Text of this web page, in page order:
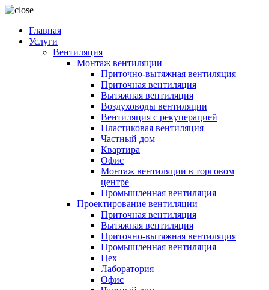
Главная
Услуги
Вентиляция
Монтаж вентиляции
Приточно-вытяжная вентиляция
Приточная вентиляция
Вытяжная вентиляция
Воздуховоды вентиляции
Вентиляция с рекуперацией
Пластиковая вентиляция
Частный дом
Квартира
Офис
Монтаж вентиляции в торговом
центре
Промышленная вентиляция
Проектирование вентиляции
Приточная вентиляция
Вытяжная вентиляция
Приточно-вытяжная вентиляция
Промышленная вентиляция
Цех
Лаборатория
Офис